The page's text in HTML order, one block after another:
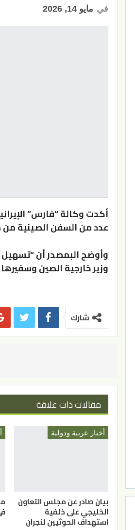
في مايو 14, 2026
أكدت وكالة “فارس”
عدد من السفن الصينية من
وأوضح البمصدر أن
وزير خارجية الصين
شارك
مقالات ذات علاقة
أخبار عربية ودولية
بيان صادر عن مجلس التعاون
الخليجي على خلفية
استهداف الحوثيين لنجران